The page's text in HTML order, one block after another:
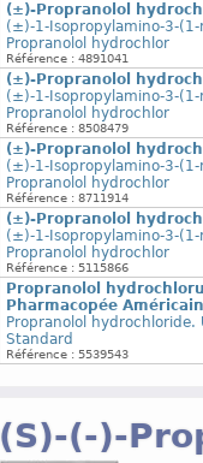
(±)-Propranolol
(±)-1-Isopropylamino-3-
Propranolol hydrochlor
Référence : 4891041
(±)-Propranolol
(±)-1-Isopropylamino-3-
Propranolol hydrochlor
Référence : 8508479
(±)-Propranolol
(±)-1-Isopropylamino-3-
Propranolol hydrochlor
Référence : 8711914
(±)-Propranolol
(±)-1-Isopropylamino-3-
Propranolol hydrochlor
Référence : 5115866
Propranolol
Pharmacopée
Propranolol hydrochloride.
Standard
Référence : 5539543
(S)-(-)-